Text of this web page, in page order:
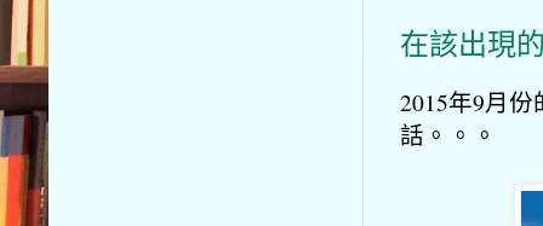
在該出現
2015年9月
話。。。